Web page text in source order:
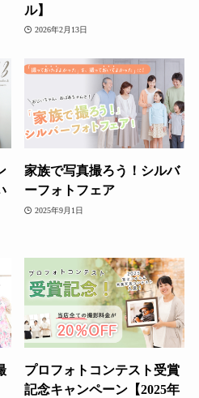
ル】
2026年2月13日
家族で写真撮ろう！シルバ
ーフォトフェア
2025年9月1日
プロフォトコンテスト受賞
記念キャンペーン【2025年